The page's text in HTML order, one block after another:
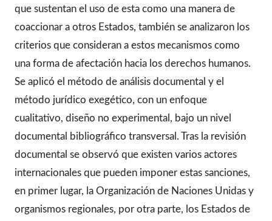
que sustentan el uso de esta como una manera de
coaccionar a otros Estados, también se analizaron los
criterios que consideran a estos mecanismos como
una forma de afectación hacia los derechos humanos.
Se aplicó el método de análisis documental y el
método jurídico exegético, con un enfoque
cualitativo, diseño no experimental, bajo un nivel
documental bibliográfico transversal. Tras la revisión
documental se observó que existen varios actores
internacionales que pueden imponer estas sanciones,
en primer lugar, la Organización de Naciones Unidas y
organismos regionales, por otra parte, los Estados de